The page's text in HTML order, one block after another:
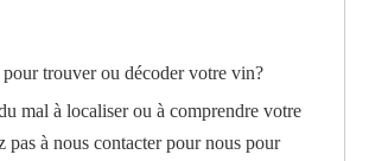
trouver ou décoder votre vin?
mal à localiser ou à comprendre votre
pas à nous contacter pour nous pour